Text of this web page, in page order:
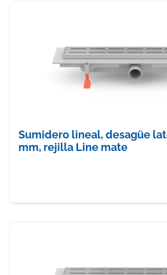
Sumidero lineal, desagüe
mm, rejilla Line mate